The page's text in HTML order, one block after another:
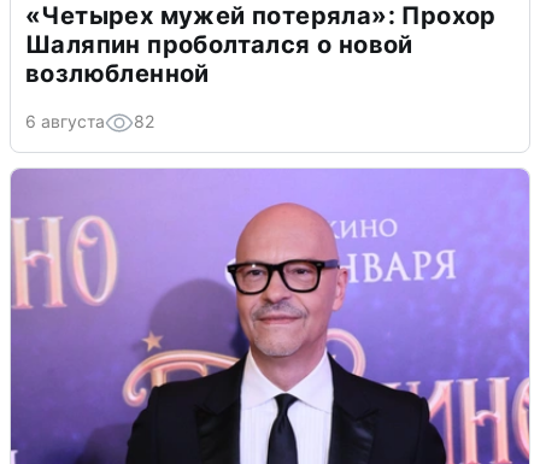
«Четырех мужей потеряла»: Прохор
Шаляпин проболтался о новой
возлюбленной
6 августа 82